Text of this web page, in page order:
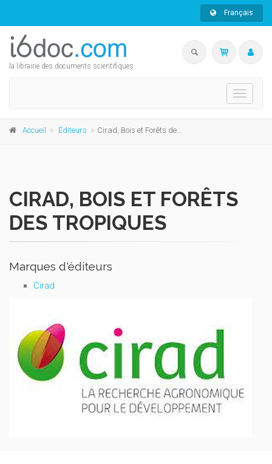
Français
la librairie des documents scientifiques
Toggle
Accueil Éditeurs Cirad, Bois et Forêts des Tropiques
CIRAD, BOIS ET FORÊTS
DES TROPIQUES
Marques d'éditeurs
Cirad